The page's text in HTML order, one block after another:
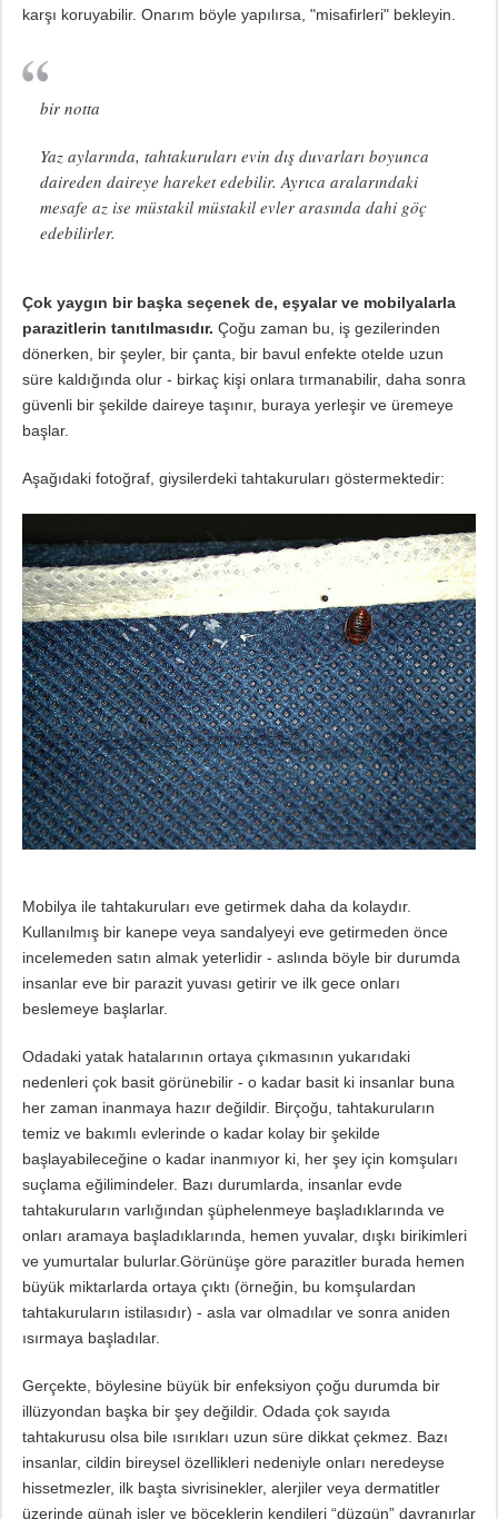
karşı koruyabilir. Onarım böyle yapılırsa, "misafirleri" bekleyin.
bir notta
Yaz aylarında, tahtakuruları evin dış duvarları boyunca
daireden daireye hareket edebilir. Ayrıca aralarındaki
mesafe az ise müstakil müstakil evler arasında dahi göç
edebilirler.
Çok yaygın bir başka seçenek de, eşyalar ve mobilyalarla
parazitlerin tanıtılmasıdır. Çoğu zaman bu, iş gezilerinden
dönerken, bir şeyler, bir çanta, bir bavul enfekte otelde uzun
süre kaldığında olur - birkaç kişi onlara tırmanabilir, daha sonra
güvenli bir şekilde daireye taşınır, buraya yerleşir ve üremeye
başlar.
Aşağıdaki fotoğraf, giysilerdeki tahtakuruları göstermektedir:
Mobilya ile tahtakuruları eve getirmek daha da kolaydır.
Kullanılmış bir kanepe veya sandalyeyi eve getirmeden önce
incelemeden satın almak yeterlidir - aslında böyle bir durumda
insanlar eve bir parazit yuvası getirir ve ilk gece onları
beslemeye başlarlar.
Odadaki yatak hatalarının ortaya çıkmasının yukarıdaki
nedenleri çok basit görünebilir - o kadar basit ki insanlar buna
her zaman inanmaya hazır değildir. Birçoğu, tahtakuruların
temiz ve bakımlı evlerinde o kadar kolay bir şekilde
başlayabileceğine o kadar inanmıyor ki, her şey için komşuları
suçlama eğilimindeler. Bazı durumlarda, insanlar evde
tahtakuruların varlığından şüphelenmeye başladıklarında ve
onları aramaya başladıklarında, hemen yuvalar, dışkı birikimleri
ve yumurtalar bulurlar.Görünüşe göre parazitler burada hemen
büyük miktarlarda ortaya çıktı (örneğin, bu komşulardan
tahtakuruların istilasıdır) - asla var olmadılar ve sonra aniden
ısırmaya başladılar.
Gerçekte, böylesine büyük bir enfeksiyon çoğu durumda bir
illüzyondan başka bir şey değildir. Odada çok sayıda
tahtakurusu olsa bile ısırıkları uzun süre dikkat çekmez. Bazı
insanlar, cildin bireysel özellikleri nedeniyle onları neredeyse
hissetmezler, ilk başta sivrisinekler, alerjiler veya dermatitler
üzerinde günah işler ve böceklerin kendileri “düzgün” davranırlar